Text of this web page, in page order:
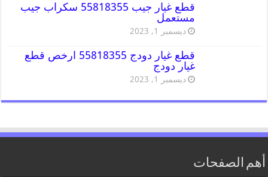
قطع غيار جيب 55818355 سكراب جيب
مستعمل
ديسمبر 1, 2023
قطع غيار دودج 55818355 ارخص قطع
غيار دودج
ديسمبر 1, 2023
أهم الصفحات